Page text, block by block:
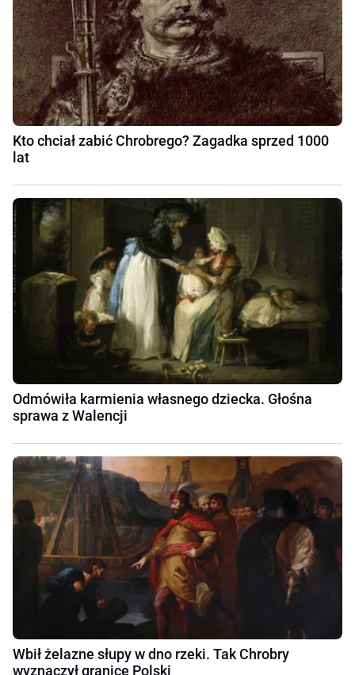
Kto chciał zabić Chrobrego? Zagadka sprzed 1000
lat
Odmówiła karmienia własnego dziecka. Głośna
sprawa z Walencji
Wbił żelazne słupy w dno rzeki. Tak Chrobry
wyznaczył granice Polski